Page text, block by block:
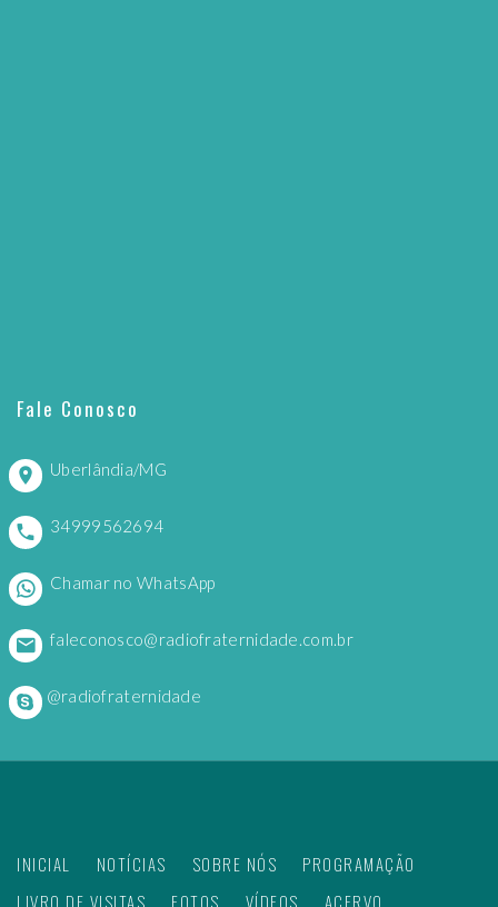
Fale Conosco
Uberlândia/MG
34999562694
Chamar no WhatsApp
faleconosco@radiofraternidade.com.br
@radiofraternidade
INICIAL NOTÍCIAS SOBRE NÓS
PROGRAMAÇÃO
LIVRO DE VISITAS
FOTOS VÍDEOS ACERVO